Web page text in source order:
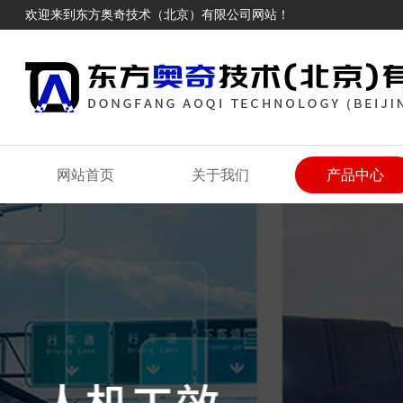
欢迎来到东方奥奇技术（北京）有限公司网站！
网站首页 关于我们 产品中心